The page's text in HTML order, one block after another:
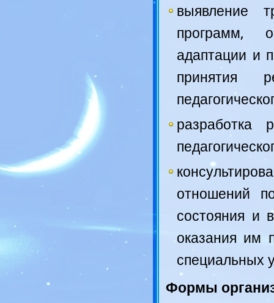
выявление
программ,
адаптации и
принятия
разработка
отношений
состояния и
оказания им
специальных
Формы